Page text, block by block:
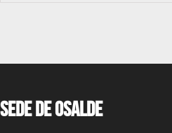
Sede de OSALDE